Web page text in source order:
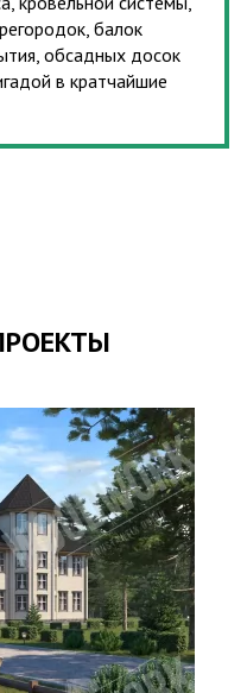
балок
обсадных досок
в кратчайшие